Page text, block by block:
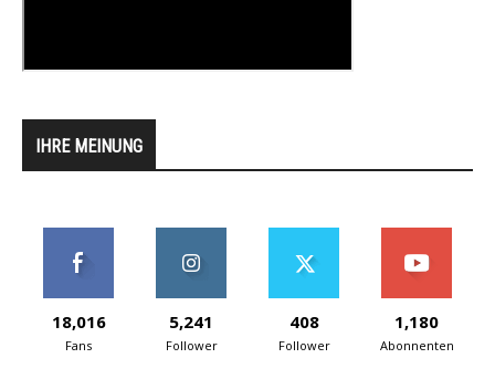
IHRE MEINUNG
18,016
Fans
5,241
Follower
408
Follower
1,180
Abonnenten